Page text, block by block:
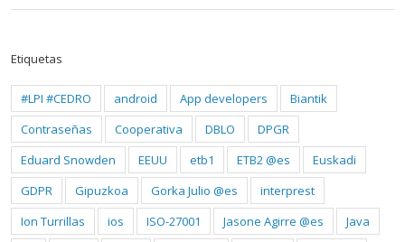
Etiquetas
#LPI #CEDRO android App developers
Biantik
Contraseñas
Cooperativa DBLO
DPGR
Eduard Snowden
EEUU etb1 ETB2 @es
Euskadi
GDPR
Gipuzkoa Gorka Julio @es
interprest
Ion Turrillas
ios ISO-27001 Jasone Agirre @es
Java